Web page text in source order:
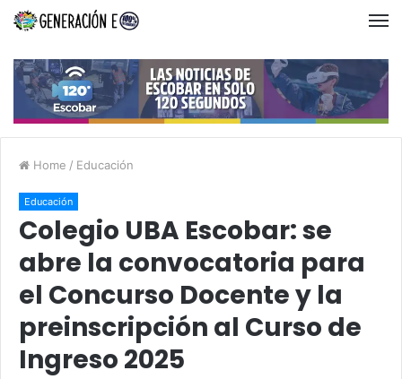
Home / Educación
Educación
Colegio UBA Escobar: se
abre la convocatoria para
el Concurso Docente y la
preinscripción al Curso de
Ingreso 2025